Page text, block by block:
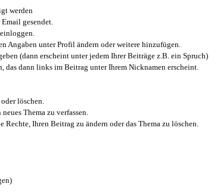
werden
gesendet.
Angaben unter Profil ändern oder weitere hinzufügen.
(dann erscheint unter jedem Ihrer Beiträge z.B. ein Spruch)
dann links im Beitrag unter Ihrem Nicknamen erscheint.
löschen.
Thema zu verfassen.
Ihren Beitrag zu ändern oder das Thema zu löschen.